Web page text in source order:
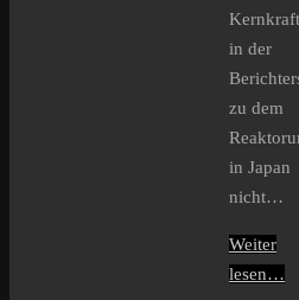
in der
zu dem
in Japan
nicht…
Weiter
lesen…